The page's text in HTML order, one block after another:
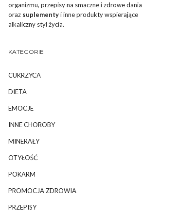
organizmu, przepisy na smaczne i zdrowe dania
oraz suplementyi inne produkty wspierające
alkaliczny styl życia.
KATEGORIE
CUKRZYCA
DIETA
EMOCJE
INNE CHOROBY
MINERAŁY
OTYŁOŚĆ
POKARM
PROMOCJA ZDROWIA
PRZEPISY